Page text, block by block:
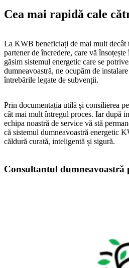
Cea mai rapidă cale
La KWB beneficiați de mai mult decât
partener de încredere, care vă
găsim sistemul energetic care se
dumneavoastră, ne ocupăm de
întrebările legate de subvenții.
Prin documentația utilă și consilierea
cât mai mult întregul proces. Iar după
echipa noastră de service vă stă
că sistemul dumneavoastră energetic
căldură curată, inteligentă și sigură.
Consultantul dumneavoastră